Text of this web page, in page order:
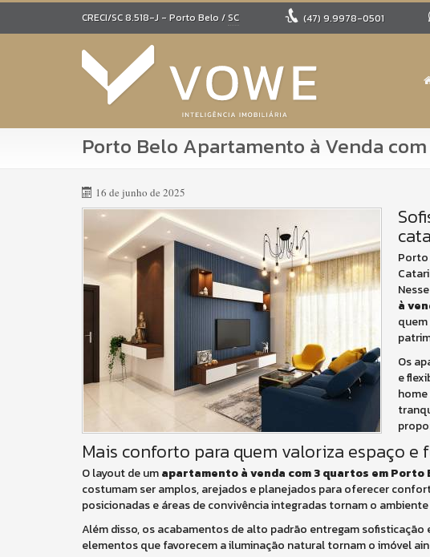
CRECI/SC 8.518-J - Porto Belo /SC (47)9.9978-0501
Porto Belo Apartamento à Venda
16 de junho de 2025
Porto
à
Os
e
Mais conforto para quem valoriza espaço e
O layout de umapartamento à venda com 3 quartos em Porto
costumam ser amplos, arejados e planejados para oferecer
posicionadas e áreas de convivência integradas tornam o
Além disso, os acabamentos de alto padrão entregam
elementos que favorecem a iluminação natural tornam o imóvel